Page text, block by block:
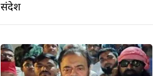
संदेश